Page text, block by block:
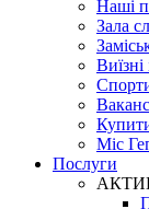
Наші
Зала
Виїзні
Міс
Послуги